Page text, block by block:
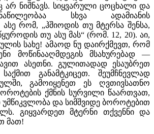
არ ნიშნავს. სიყვარული ცოცხალი და
სხვა ადამიანის
რომ, „ჰშიოდის თუ მტერსა შენსა,
თუ ასუ მას“ (რომ. 12, 20). აი,
სახე! ამაოდ ნუ დაირქმევთ, რომ
მოწინააღმდეგის მსახურებად —
ასეთნი. გულითადად ესაუბრეთ
განამტკიცეთ. შეუმჩნევლად
გამოიყენეთ ეს ღვთივსათნო
ქმნის სურვილი წაართვათ,
და სიმშვიდე ბოროტებით
გიყვარდეთ მტერნი თქვენნი და
მათ!